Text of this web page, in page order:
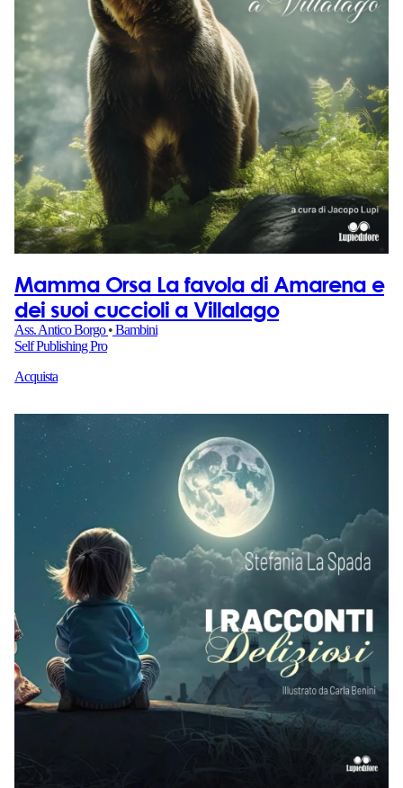
Mamma Orsa La favola di Amarena e
dei suoi cuccioli a Villalago
Ass. Antico Borgo•Bambini
Self Publishing Pro
Acquista